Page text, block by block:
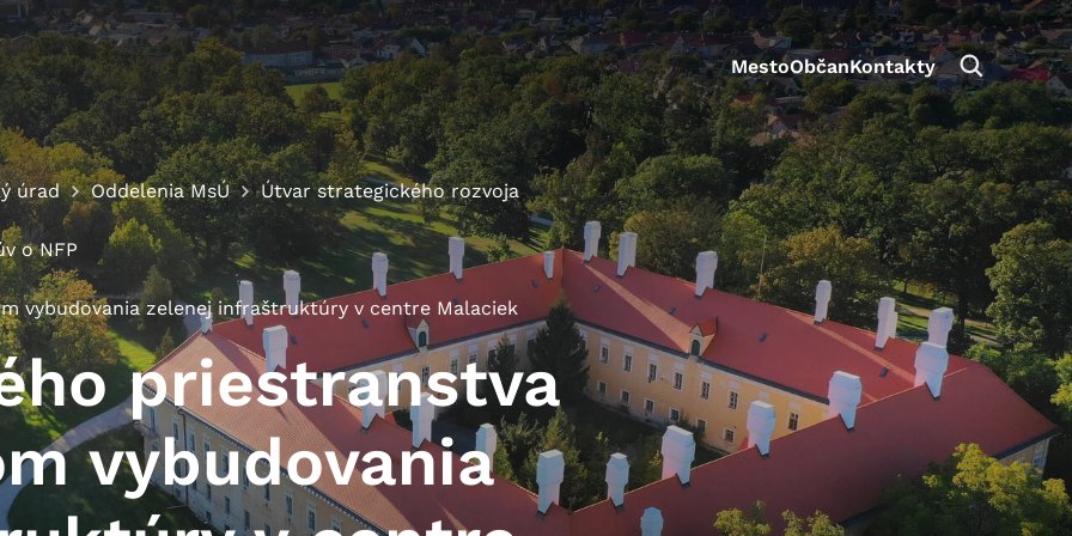
MestoObčanKontakty
úrad Oddelenia MsÚ Útvar strategického rozvoja
o NFP
vybudovania zelenej infraštruktúry v centre Malaciek
priestranstva
vybudovania
ktorých webové stránky môžu ukladať informácie o vašej aktivite a preferenciách.
aby si webový prehliadač zapamätoval Vaše prihlásenie alebo aby sa uložila